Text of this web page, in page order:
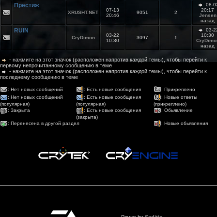
Престиж
XRUSHT.NET
07-13
20:46
9051 2
08-
20:17
Jensen
назад
RUIN
CryDimon
03-22
10:30
3097 1
03-
10:30
назад
- нажмите на этот значок (расположен напротив каждой темы), чтобы перейти к
первому непрочитанному сообщению в теме
- нажмите на этот значок (расположен напротив каждой темы), чтобы перейти к
последнему сообщению в теме
: Нет новых сообщений : Есть новые сообщения
: Прикреплено
: Нет новых сообщений
(популярная)
: Есть новые сообщения
(популярная)
: Новые ответы
(прикреплено)
: Закрыта
: Есть новые сообщения
(закрыта)
: Обьявление
: Перенесена в другой раздел : Новые обьявления